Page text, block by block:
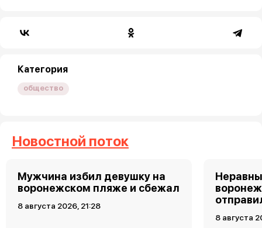
Категория
общество
Новостной поток
Мужчина избил девушку на
воронежском пляже и сбежал
8 августа 2026, 21:28
8 августа